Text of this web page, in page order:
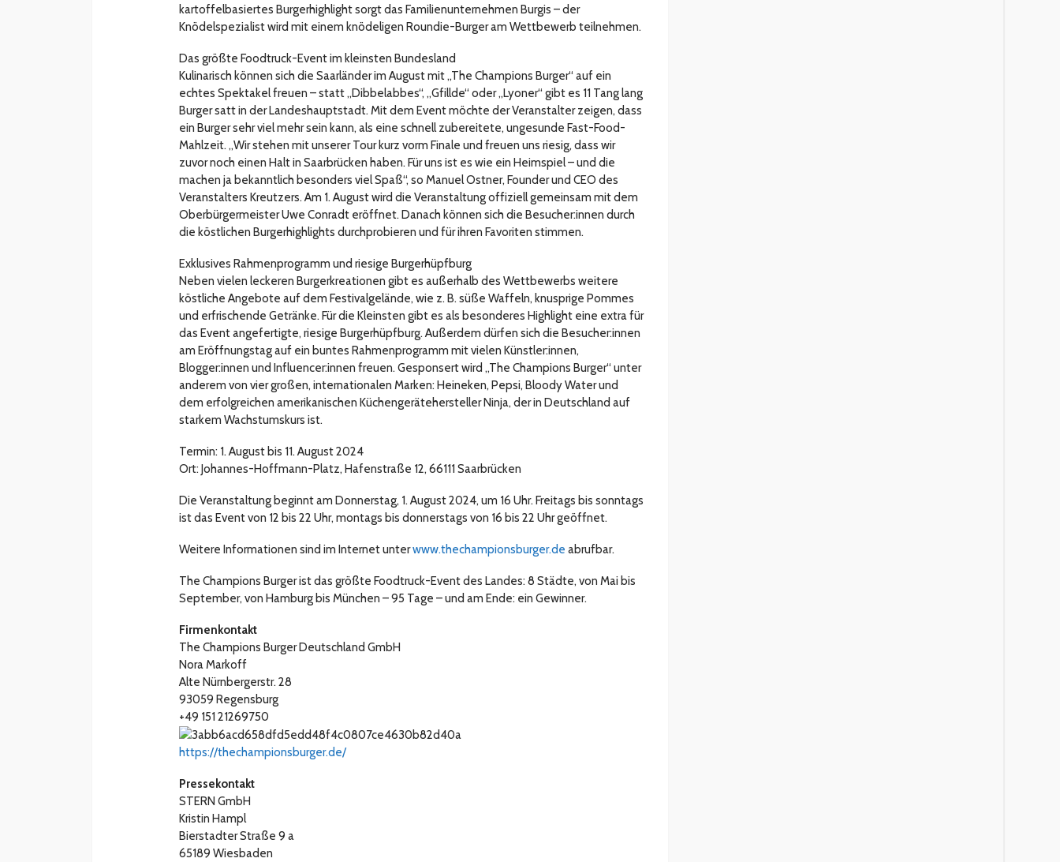
kartoffelbasiertes Burgerhighlight sorgt das Familienunternehmen Burgis – der
Knödelspezialist wird mit einem knödeligen Roundie-Burger am Wettbewerb teilnehmen.
Das größte Foodtruck-Event im kleinsten Bundesland
Kulinarisch können sich die Saarländer im August mit „The Champions Burger“ auf ein
echtes Spektakel freuen – statt „Dibbelabbes“, „Gfillde“ oder „Lyoner“ gibt es 11 Tang lang
Burger satt in der Landeshauptstadt. Mit dem Event möchte der Veranstalter zeigen, dass
ein Burger sehr viel mehr sein kann, als eine schnell zubereitete, ungesunde Fast-Food-
Mahlzeit. „Wir stehen mit unserer Tour kurz vorm Finale und freuen uns riesig, dass wir
zuvor noch einen Halt in Saarbrücken haben. Für uns ist es wie ein Heimspiel – und die
machen ja bekanntlich besonders viel Spaß“, so Manuel Ostner, Founder und CEO des
Veranstalters Kreutzers. Am 1. August wird die Veranstaltung offiziell gemeinsam mit dem
Oberbürgermeister Uwe Conradt eröffnet. Danach können sich die Besucher:innen durch
die köstlichen Burgerhighlights durchprobieren und für ihren Favoriten stimmen.
Exklusives Rahmenprogramm und riesige Burgerhüpfburg
Neben vielen leckeren Burgerkreationen gibt es außerhalb des Wettbewerbs weitere
köstliche Angebote auf dem Festivalgelände, wie z. B. süße Waffeln, knusprige Pommes
und erfrischende Getränke. Für die Kleinsten gibt es als besonderes Highlight eine extra für
das Event angefertigte, riesige Burgerhüpfburg. Außerdem dürfen sich die Besucher:innen
am Eröffnungstag auf ein buntes Rahmenprogramm mit vielen Künstler:innen,
Blogger:innen und Influencer:innen freuen. Gesponsert wird „The Champions Burger“ unter
anderem von vier großen, internationalen Marken: Heineken, Pepsi, Bloody Water und
dem erfolgreichen amerikanischen Küchengerätehersteller Ninja, der in Deutschland auf
starkem Wachstumskurs ist.
Termin: 1. August bis 11. August 2024
Ort: Johannes-Hoffmann-Platz, Hafenstraße 12, 66111 Saarbrücken
Die Veranstaltung beginnt am Donnerstag, 1. August 2024, um 16 Uhr. Freitags bis sonntags
ist das Event von 12 bis 22 Uhr, montags bis donnerstags von 16 bis 22 Uhr geöffnet.
Weitere Informationen sind im Internet unterwww.thechampionsburger.de abrufbar.
The Champions Burger ist das größte Foodtruck-Event des Landes: 8 Städte, von Mai bis
September, von Hamburg bis München – 95 Tage – und am Ende: ein Gewinner.
Firmenkontakt
The Champions Burger Deutschland GmbH
Nora Markoff
Alte Nürnbergerstr. 28
93059 Regensburg
+49 151 21269750
https://thechampionsburger.de/
Pressekontakt
STERN GmbH
Kristin Hampl
Bierstadter Straße 9 a
65189 Wiesbaden